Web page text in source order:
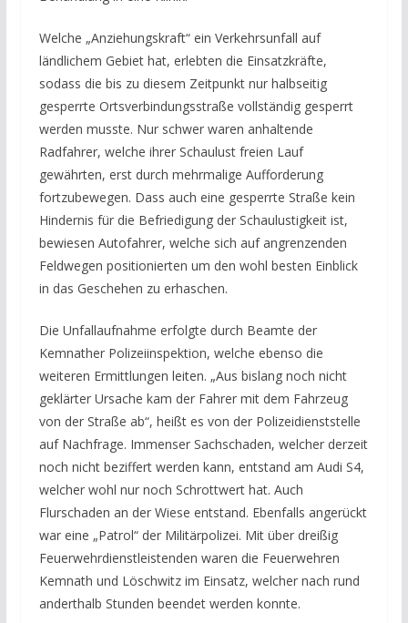
Welche „Anziehungskraft“ ein Verkehrsunfall auf
ländlichem Gebiet hat, erlebten die Einsatzkräfte,
sodass die bis zu diesem Zeitpunkt nur halbseitig
gesperrte Ortsverbindungsstraße vollständig gesperrt
werden musste. Nur schwer waren anhaltende
Radfahrer, welche ihrer Schaulust freien Lauf
gewährten, erst durch mehrmalige Aufforderung
fortzubewegen. Dass auch eine gesperrte Straße kein
Hindernis für die Befriedigung der Schaulustigkeit ist,
bewiesen Autofahrer, welche sich auf angrenzenden
Feldwegen positionierten um den wohl besten Einblick
in das Geschehen zu erhaschen.
Die Unfallaufnahme erfolgte durch Beamte der
Kemnather Polizeiinspektion, welche ebenso die
weiteren Ermittlungen leiten. „Aus bislang noch nicht
geklärter Ursache kam der Fahrer mit dem Fahrzeug
von der Straße ab“, heißt es von der Polizeidienststelle
auf Nachfrage. Immenser Sachschaden, welcher derzeit
noch nicht beziffert werden kann, entstand am Audi S4,
welcher wohl nur noch Schrottwert hat. Auch
Flurschaden an der Wiese entstand. Ebenfalls angerückt
war eine „Patrol“ der Militärpolizei. Mit über dreißig
Feuerwehrdienstleistenden waren die Feuerwehren
Kemnath und Löschwitz im Einsatz, welcher nach rund
anderthalb Stunden beendet werden konnte.